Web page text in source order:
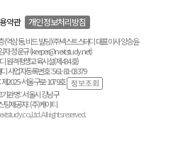
약관 개인정보처리방침
(역삼동, 비드 빌딩) ㈜넥스트스터디 대표이사 양승윤
자 정운규 (keeper@nextstudy.net)
원격평생교육시설(제434호)
사업자등록번호 : 561-81-03379
2025-서울구로-1079호
관명 : 서울시 강남구
팅제공자 : (주)케이티
All rights reserved.